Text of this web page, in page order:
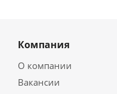
Компания
О компании
Вакансии